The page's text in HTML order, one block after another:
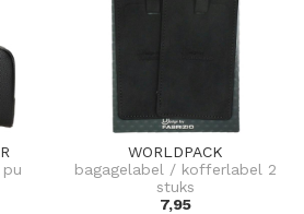
WORLDPACK
bagagelabel / kofferlabel 2
stuks
7,95